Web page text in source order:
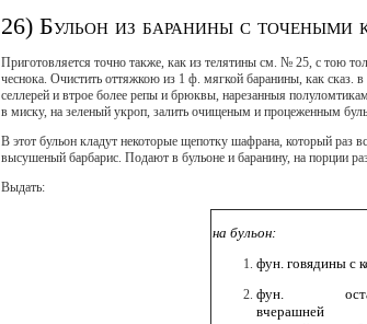
26) Бульон из баранины с точеными
Приготовляется точно также, как из телятины см. № 25, с тою
чеснока. Очистить оттяжкою из 1 ф. мягкой баранины, как сказ.
селлерей и втрое более репы и брюквы, нарезанныя
в миску, на зеленый укроп, залить очищеным и процеженным
В этот бульон кладут некоторые щепотку шафрана, который раз
высушеный барбарис. Подают в бульоне и баранину, на порции
Выдать:
на бульон:
фун. говядины с
фун.
вчерашней